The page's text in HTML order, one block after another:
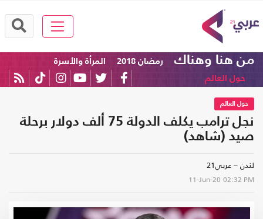
من هنا وهناك رمضان 2018
المرأة والأسرة
حول العالم
حول العالم
نجل ترامب يكلف الدولة 75 ألف دولار برحلة
صيد (شاهد)
لندن – عربي21
11-Jun-20 02:32 PM